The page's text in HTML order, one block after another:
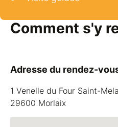
Comment s'y
Adresse du rendez-
1 Venelle du Four Saint-
29600 Morlaix